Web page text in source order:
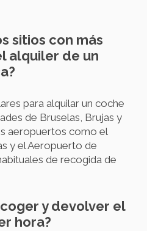
sitios con más
alquiler de un
para alquilar un coche
de Bruselas, Brujas y
aeropuertos como el
y el Aeropuerto de
de recogida de
y devolver el
hora?